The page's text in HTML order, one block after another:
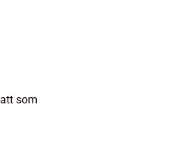
som